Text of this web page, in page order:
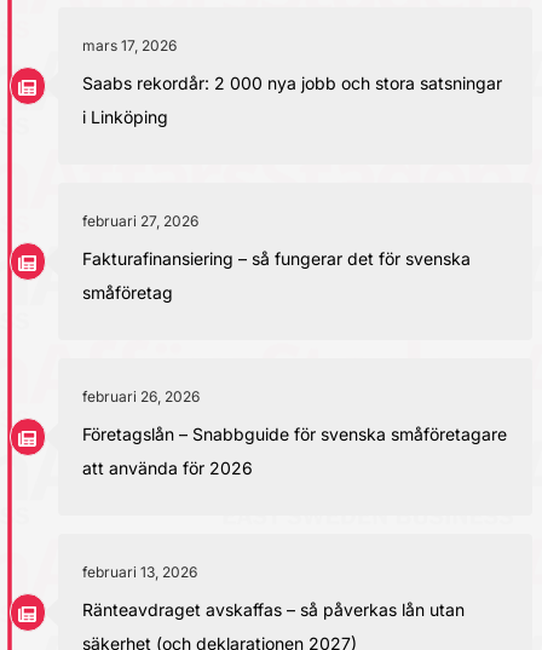
mars 17, 2026
Saabs rekordår: 2 000 nya jobb och stora satsningar
i Linköping
februari 27, 2026
Fakturafinansiering – så fungerar det för svenska
småföretag
februari 26, 2026
Företagslån – Snabbguide för svenska småföretagare
att använda för 2026
februari 13, 2026
Ränteavdraget avskaffas – så påverkas lån utan
säkerhet (och deklarationen 2027)